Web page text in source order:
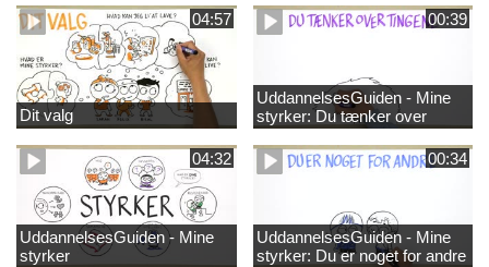
04:57
Dit valg
00:39
UddannelsesGuiden - Mine
styrker: Du tænker over
tingene
04:32
UddannelsesGuiden - Mine
styrker
00:34
UddannelsesGuiden - Mine
styrker: Du er noget for andre